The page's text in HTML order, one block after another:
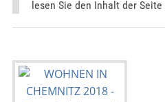
lesen Sie den Inhalt der Seite